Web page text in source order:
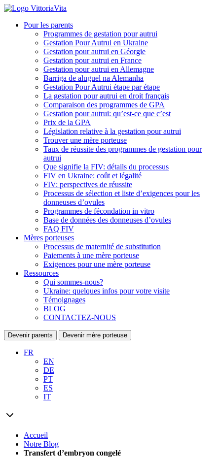
Pour les parents
Programmes de gestation pour autrui
Gestation Pour Autrui en Ukraine
Gestation pour autrui en Géorgie
Gestation pour autrui en France
Gestation pour autrui en Allemagne
Barriga de aluguel na Alemanha
Gestation Pour Autrui étape par étape
La gestation pour autrui en droit français
Comparaison des programmes de GPA
Gestation pour autrui: qu’est-ce que c’est
Prix de la GPA
Législation relative à la gestation pour autrui
Trouver une mère porteuse
Taux de réussite des programmes de gestation pour
autrui
Que signifie la FIV: détails du processus
FIV en Ukraine: coût et légalité
FIV: perspectives de réussite
Processus de sélection et liste d’exigences pour les
donneuses d’ovules
Programmes de fécondation in vitro
Base de données des donneuses d’ovules
FAQ FIV
Mères porteuses
Processus de maternité de substitution
Paiements à une mère porteuse
Exigences pour une mère porteuse
Ressources
Qui sommes-nous?
Ukraine: quelques infos pour votre visite
Témoignages
BLOG
CONTACTEZ-NOUS
Devenir parents Devenir mère porteuse
FR
EN
DE
PT
ES
IT
Accueil
Notre Blog
Transfert d’embryon congelé